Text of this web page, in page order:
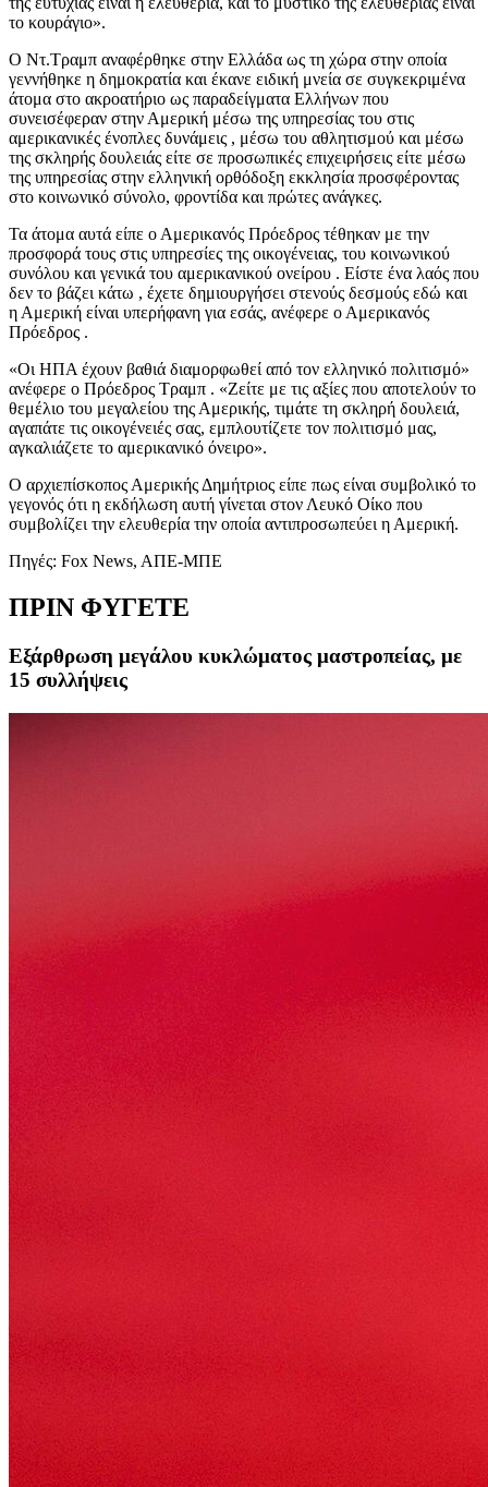
το κουράγιο».
Ο Ντ.Τραμπ αναφέρθηκε στην Ελλάδα ως τη χώρα στην οποία
γεννήθηκε η δημοκρατία και έκανε ειδική μνεία σε συγκεκριμένα
άτομα στο ακροατήριο ως παραδείγματα Ελλήνων που
συνεισέφεραν στην Αμερική μέσω της υπηρεσίας του στις
αμερικανικές ένοπλες δυνάμεις , μέσω του αθλητισμού και μέσω
της σκληρής δουλειάς είτε σε προσωπικές επιχειρήσεις είτε μέσω
της υπηρεσίας στην ελληνική ορθόδοξη εκκλησία προσφέροντας
στο κοινωνικό σύνολο, φροντίδα και πρώτες ανάγκες.
Τα άτομα αυτά είπε ο Αμερικανός Πρόεδρος τέθηκαν με την
προσφορά τους στις υπηρεσίες της οικογένειας, του κοινωνικού
συνόλου και γενικά του αμερικανικού ονείρου . Είστε ένα λαός που
δεν το βάζει κάτω , έχετε δημιουργήσει στενούς δεσμούς εδώ και
η Αμερική είναι υπερήφανη για εσάς, ανέφερε ο Αμερικανός
Πρόεδρος .
«Οι ΗΠΑ έχουν βαθιά διαμορφωθεί από τον ελληνικό πολιτισμό»
ανέφερε ο Πρόεδρος Τραμπ . «Ζείτε με τις αξίες που αποτελούν το
θεμέλιο του μεγαλείου της Αμερικής, τιμάτε τη σκληρή δουλειά,
αγαπάτε τις οικογένειές σας, εμπλουτίζετε τον πολιτισμό μας,
αγκαλιάζετε το αμερικανικό όνειρο».
Ο αρχιεπίσκοπος Αμερικής Δημήτριος είπε πως είναι συμβολικό το
γεγονός ότι η εκδήλωση αυτή γίνεται στον Λευκό Οίκο που
συμβολίζει την ελευθερία την οποία αντιπροσωπεύει η Αμερική.
Πηγές: Fox News, AΠΕ-ΜΠΕ
ΠΡΙΝ ΦΥΓΕΤΕ
Εξάρθρωση μεγάλου κυκλώματος μαστροπείας, με
15 συλλήψεις